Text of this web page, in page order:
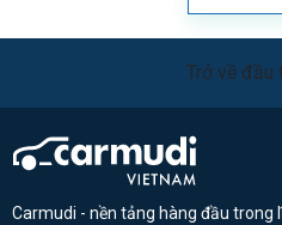
Trở về đầu
Carmudi - nền tảng hàng đầu trong